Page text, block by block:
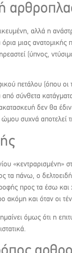
αλλά η
μιας
(ύπνος,
πετάλου (όπου
σύνθετα
δεν θα
συχνά αποτελεί
τα πάνω, ο
προς τα έσω
ακόμη και όταν οι
όμως ότι η